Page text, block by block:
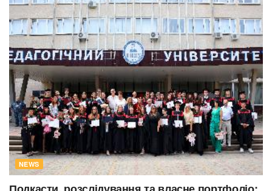
NEWS